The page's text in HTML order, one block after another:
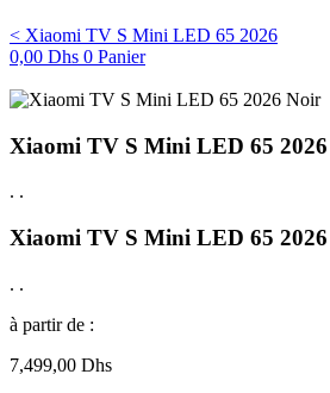
< Xiaomi TV S Mini LED 65 2026
0,00 Dhs 0 Panier
Xiaomi TV S Mini LED 65 2026
. .
Xiaomi TV S Mini LED 65 2026
. .
à partir de :
7,499,00 Dhs